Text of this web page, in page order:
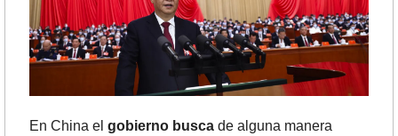
En China el gobierno busca